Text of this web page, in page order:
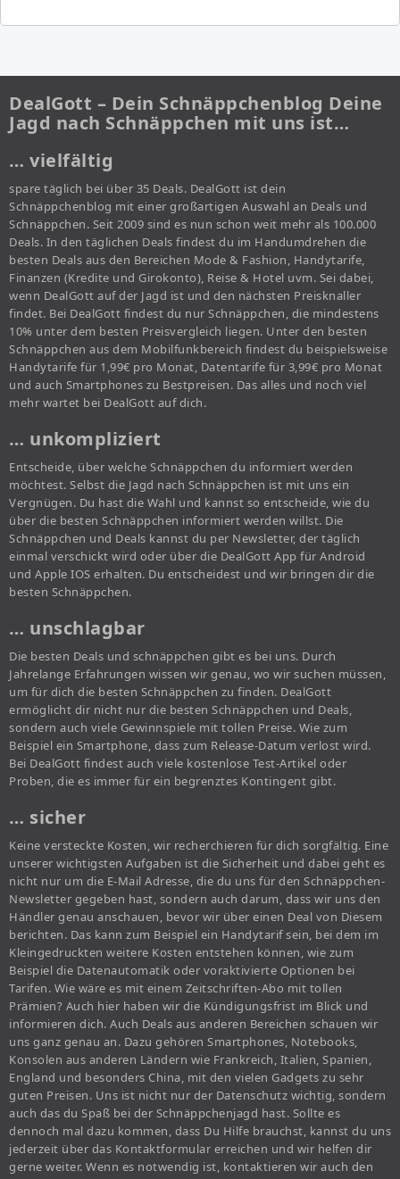
DealGott – Dein Schnäppchenblog Deine
Jagd nach Schnäppchen mit uns ist…
… vielfältig
spare täglich bei über 35 Deals. DealGott ist dein
Schnäppchenblog mit einer großartigen Auswahl an Deals und
Schnäppchen. Seit 2009 sind es nun schon weit mehr als 100.000
Deals. In den täglichen Deals findest du im Handumdrehen die
besten Deals aus den Bereichen Mode & Fashion, Handytarife,
Finanzen (Kredite und Girokonto), Reise & Hotel uvm. Sei dabei,
wenn DealGott auf der Jagd ist und den nächsten Preisknaller
findet. Bei DealGott findest du nur Schnäppchen, die mindestens
10% unter dem besten Preisvergleich liegen. Unter den besten
Schnäppchen aus dem Mobilfunkbereich findest du beispielsweise
Handytarife für 1,99€ pro Monat, Datentarife für 3,99€ pro Monat
und auch Smartphones zu Bestpreisen. Das alles und noch viel
mehr wartet bei DealGott auf dich.
… unkompliziert
Entscheide, über welche Schnäppchen du informiert werden
möchtest. Selbst die Jagd nach Schnäppchen ist mit uns ein
Vergnügen. Du hast die Wahl und kannst so entscheide, wie du
über die besten Schnäppchen informiert werden willst. Die
Schnäppchen und Deals kannst du per Newsletter, der täglich
einmal verschickt wird oder über die DealGott App für Android
und Apple IOS erhalten. Du entscheidest und wir bringen dir die
besten Schnäppchen.
… unschlagbar
Die besten Deals und schnäppchen gibt es bei uns. Durch
Jahrelange Erfahrungen wissen wir genau, wo wir suchen müssen,
um für dich die besten Schnäppchen zu finden. DealGott
ermöglicht dir nicht nur die besten Schnäppchen und Deals,
sondern auch viele Gewinnspiele mit tollen Preise. Wie zum
Beispiel ein Smartphone, dass zum Release-Datum verlost wird.
Bei DealGott findest auch viele kostenlose Test-Artikel oder
Proben, die es immer für ein begrenztes Kontingent gibt.
… sicher
Keine versteckte Kosten, wir recherchieren für dich sorgfältig. Eine
unserer wichtigsten Aufgaben ist die Sicherheit und dabei geht es
nicht nur um die E-Mail Adresse, die du uns für den Schnäppchen-
Newsletter gegeben hast, sondern auch darum, dass wir uns den
Händler genau anschauen, bevor wir über einen Deal von Diesem
berichten. Das kann zum Beispiel ein Handytarif sein, bei dem im
Kleingedruckten weitere Kosten entstehen können, wie zum
Beispiel die Datenautomatik oder voraktivierte Optionen bei
Tarifen. Wie wäre es mit einem Zeitschriften-Abo mit tollen
Prämien? Auch hier haben wir die Kündigungsfrist im Blick und
informieren dich. Auch Deals aus anderen Bereichen schauen wir
uns ganz genau an. Dazu gehören Smartphones, Notebooks,
Konsolen aus anderen Ländern wie Frankreich, Italien, Spanien,
England und besonders China, mit den vielen Gadgets zu sehr
guten Preisen. Uns ist nicht nur der Datenschutz wichtig, sondern
auch das du Spaß bei der Schnäppchenjagd hast. Sollte es
dennoch mal dazu kommen, dass Du Hilfe brauchst, kannst du uns
jederzeit über das Kontaktformular erreichen und wir helfen dir
gerne weiter. Wenn es notwendig ist, kontaktieren wir auch den